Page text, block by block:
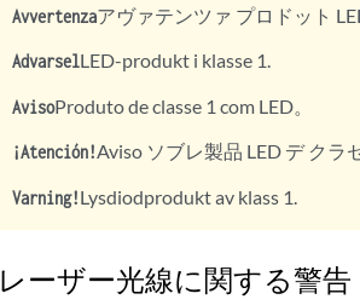
Avvertenzaアヴァテンツァ プロドット
AdvarselLED-produkt i klasse 1.
AvisoProduto de classe 1 com LED。
¡Atención!Aviso ソブレ製品 LED デ クラ
Varning!Lysdiodprodukt av klass 1.
レーザー光線に関する警告